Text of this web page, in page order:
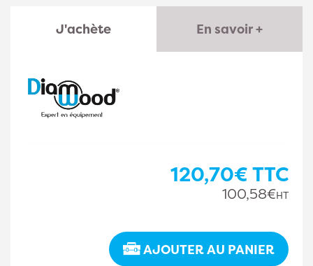
J'achète En savoir +
120,70€TTC
100,58€HT
AJOUTER AU PANIER